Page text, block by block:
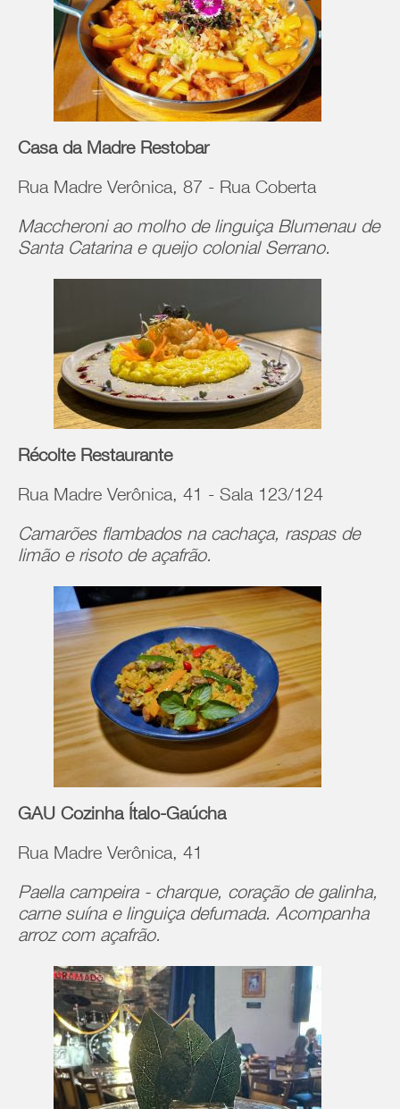
Casa da Madre Restobar
Rua Madre Verônica, 87 - Rua Coberta
Maccheroni ao molho de linguiça Blumenau de
Santa Catarina e queijo colonial Serrano.
Récolte Restaurante
Rua Madre Verônica, 41 - Sala 123/124
Camarões flambados na cachaça, raspas de
limão e risoto de açafrão.
GAU Cozinha Ítalo-Gaúcha
Rua Madre Verônica, 41
Paella campeira - charque, coração de galinha,
carne suína e linguiça defumada. Acompanha
arroz com açafrão.